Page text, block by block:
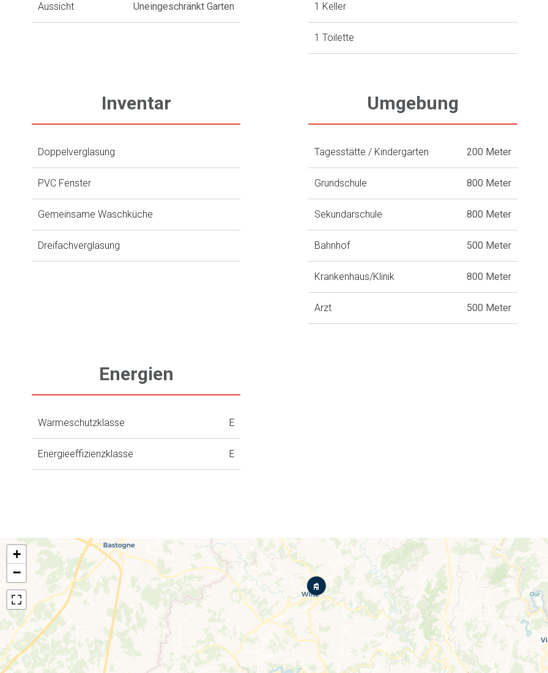
Aussicht Uneingeschränkt Garten 1 Keller
1 Toilette
Inventar
Doppelverglasung
PVC Fenster
Gemeinsame Waschküche
Dreifachverglasung
Umgebung
Tagesstätte / Kindergarten 200 Meter
Grundschule 800 Meter
Sekundarschule 800 Meter
Bahnhof 500 Meter
Krankenhaus/Klinik 800 Meter
Arzt 500 Meter
Energien
Wärmeschutzklasse E
Energieeffizienzklasse E
+
−